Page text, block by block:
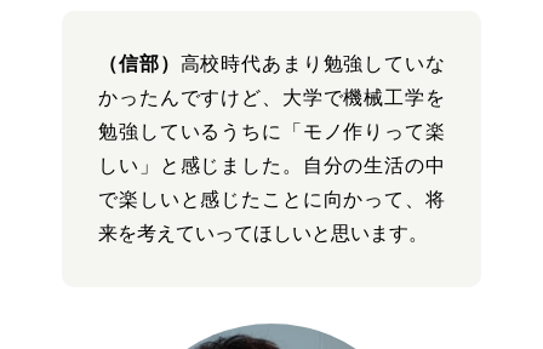
（信部） 高校時代あまり勉強していな
かったんですけど、大学で機械工学を
勉強しているうちに「モノ作りって楽
しい」と感じました。自分の生活の中
で楽しいと感じたことに向かって、将
来を考えていってほしいと思います。